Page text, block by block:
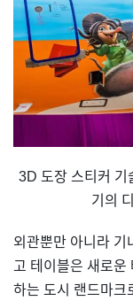
3D 도장 스티커 기
기의
외관뿐만 아니라 기
고 테이블은 새로운
하는 도시 랜드마크